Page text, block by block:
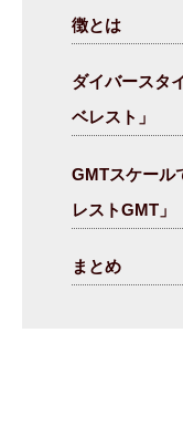
徴とは
ダイバースタ
ベレスト」
GMTスケール
レストGMT」
まとめ